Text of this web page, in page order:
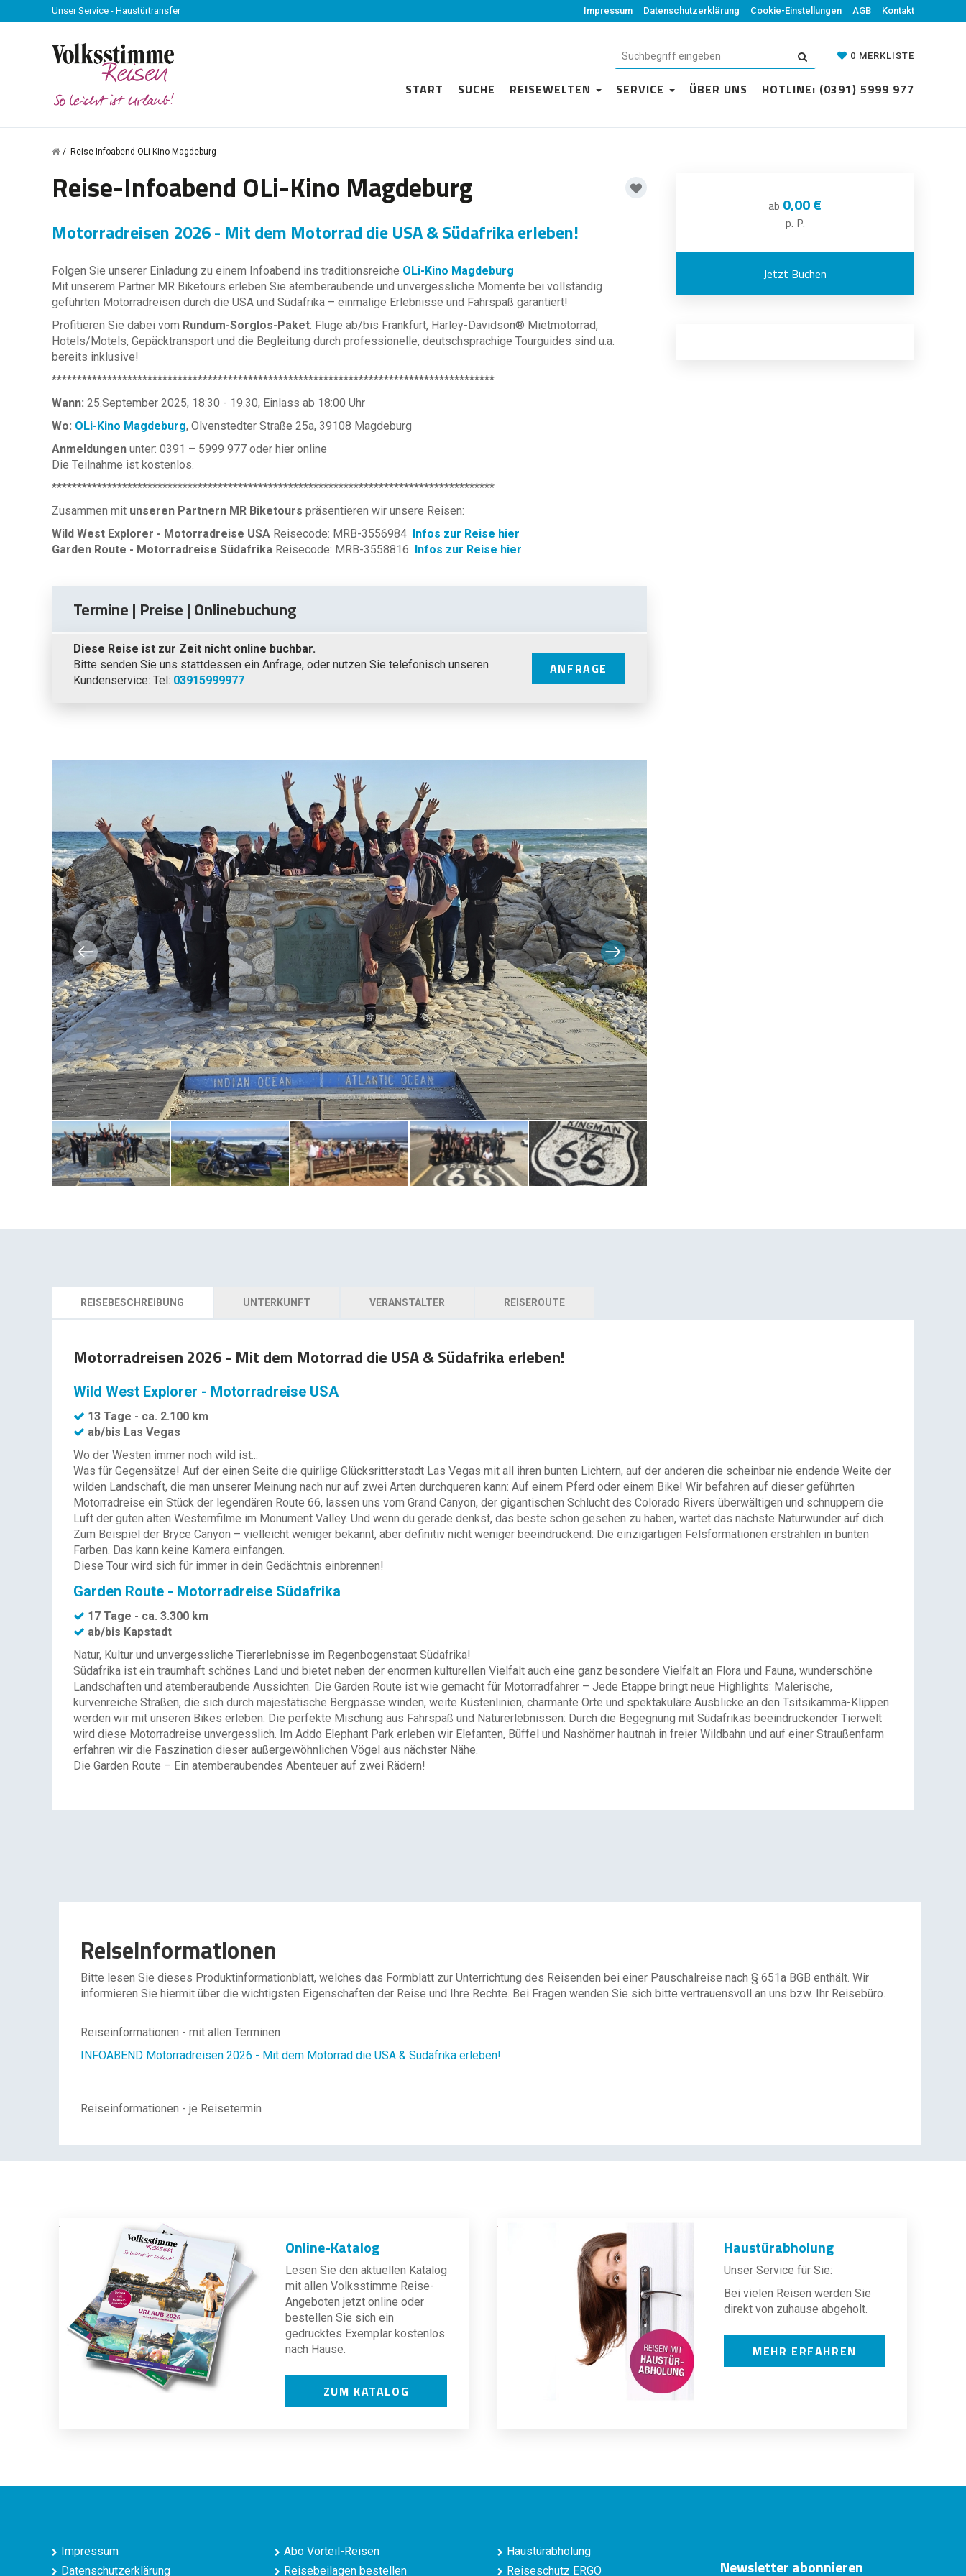
Unser Service - Haustürtransfer Impressum Datenschutzerklärung Cookie-Einstellungen AGB Kontakt
0 MERKLISTE
START SUCHE REISEWELTEN SERVICE ÜBER UNS HOTLINE: (0391) 5999 977
Reise-Infoabend OLi-Kino Magdeburg
Reise-Infoabend OLi-Kino Magdeburg
Motorradreisen 2026 - Mit dem Motorrad die USA & Südafrika erleben!
Folgen Sie unserer Einladung zu einem Infoabend ins traditionsreiche OLi-Kino Magdeburg
Mit unserem Partner MR Biketours erleben Sie atemberaubende und unvergessliche Momente bei vollständig
geführten Motorradreisen durch die USA und Südafrika – einmalige Erlebnisse und Fahrspaß garantiert!
Profitieren Sie dabei vom Rundum-Sorglos-Paket: Flüge ab/bis Frankfurt, Harley-Davidson® Mietmotorrad,
Hotels/Motels, Gepäcktransport und die Begleitung durch professionelle, deutschsprachige Tourguides sind u.a.
bereits inklusive!
****************************************************************************************
Wann: 25.September 2025, 18:30 - 19.30, Einlass ab 18:00 Uhr
Wo: OLi-Kino Magdeburg, Olvenstedter Straße 25a, 39108 Magdeburg
Anmeldungen unter: 0391 – 5999 977 oder hier online
Die Teilnahme ist kostenlos.
****************************************************************************************
Zusammen mit unseren Partnern MR Biketours präsentieren wir unsere Reisen:
Wild West Explorer - Motorradreise USA Reisecode: MRB-3556984 Infos zur Reise hier
Garden Route - Motorradreise Südafrika Reisecode: MRB-3558816 Infos zur Reise hier
Termine | Preise | Onlinebuchung
Diese Reise ist zur Zeit nicht online buchbar.
Bitte senden Sie uns stattdessen ein Anfrage, oder nutzen Sie telefonisch unseren
Kundenservice: Tel: 03915999977
ANFRAGE
ab 0,00 €
p. P.
Jetzt Buchen
REISEBESCHREIBUNG UNTERKUNFT VERANSTALTER REISEROUTE
Motorradreisen 2026 - Mit dem Motorrad die USA & Südafrika erleben!
Wild West Explorer - Motorradreise USA
13 Tage - ca. 2.100 km
ab/bis Las Vegas
Wo der Westen immer noch wild ist...
Was für Gegensätze! Auf der einen Seite die quirlige Glücksritterstadt Las Vegas mit all ihren bunten Lichtern, auf der anderen die scheinbar nie endende Weite der
wilden Landschaft, die man unserer Meinung nach nur auf zwei Arten durchqueren kann: Auf einem Pferd oder einem Bike! Wir befahren auf dieser geführten
Motorradreise ein Stück der legendären Route 66, lassen uns vom Grand Canyon, der gigantischen Schlucht des Colorado Rivers überwältigen und schnuppern die
Luft der guten alten Westernfilme im Monument Valley. Und wenn du gerade denkst, das beste schon gesehen zu haben, wartet das nächste Naturwunder auf dich.
Zum Beispiel der Bryce Canyon – vielleicht weniger bekannt, aber definitiv nicht weniger beeindruckend: Die einzigartigen Felsformationen erstrahlen in bunten
Farben. Das kann keine Kamera einfangen.
Diese Tour wird sich für immer in dein Gedächtnis einbrennen!
Garden Route - Motorradreise Südafrika
17 Tage - ca. 3.300 km
ab/bis Kapstadt
Natur, Kultur und unvergessliche Tiererlebnisse im Regenbogenstaat Südafrika!
Südafrika ist ein traumhaft schönes Land und bietet neben der enormen kulturellen Vielfalt auch eine ganz besondere Vielfalt an Flora und Fauna, wunderschöne
Landschaften und atemberaubende Aussichten. Die Garden Route ist wie gemacht für Motorradfahrer – Jede Etappe bringt neue Highlights: Malerische,
kurvenreiche Straßen, die sich durch majestätische Bergpässe winden, weite Küstenlinien, charmante Orte und spektakuläre Ausblicke an den Tsitsikamma-Klippen
werden wir mit unseren Bikes erleben. Die perfekte Mischung aus Fahrspaß und Naturerlebnissen: Durch die Begegnung mit Südafrikas beeindruckender Tierwelt
wird diese Motorradreise unvergesslich. Im Addo Elephant Park erleben wir Elefanten, Büffel und Nashörner hautnah in freier Wildbahn und auf einer Straußenfarm
erfahren wir die Faszination dieser außergewöhnlichen Vögel aus nächster Nähe.
Die Garden Route – Ein atemberaubendes Abenteuer auf zwei Rädern!
Reiseinformationen
Bitte lesen Sie dieses Produktinformationblatt, welches das Formblatt zur Unterrichtung des Reisenden bei einer Pauschalreise nach § 651a BGB enthält. Wir
informieren Sie hiermit über die wichtigsten Eigenschaften der Reise und Ihre Rechte. Bei Fragen wenden Sie sich bitte vertrauensvoll an uns bzw. Ihr Reisebüro.
Reiseinformationen - mit allen Terminen
INFOABEND Motorradreisen 2026 - Mit dem Motorrad die USA & Südafrika erleben!
Reiseinformationen - je Reisetermin
Online-Katalog
Lesen Sie den aktuellen Katalog
mit allen Volksstimme Reise-
Angeboten jetzt online oder
bestellen Sie sich ein
gedrucktes Exemplar kostenlos
nach Hause.
ZUM KATALOG
Haustürabholung
Unser Service für Sie:
Bei vielen Reisen werden Sie
direkt von zuhause abgeholt.
MEHR ERFAHREN
Impressum
Datenschutzerklärung
Abo Vorteil-Reisen
Reisebeilagen bestellen
Haustürabholung
Reiseschutz ERGO
Newsletter abonnieren